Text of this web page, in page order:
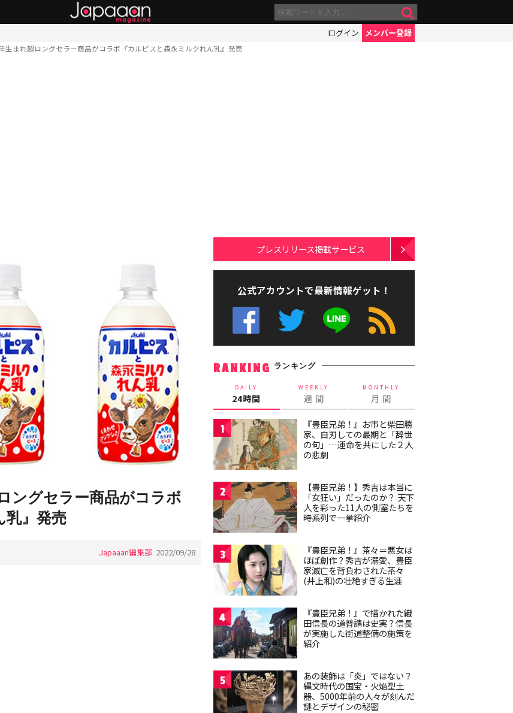
ログイン メンバー登録
生まれ超ロングセラー商品がコラボ『カルピスと森永ミルクれん乳』発売
ングセラー商品がコラボ
乳』発売
Japaaan編集部 2022/09/28
プレスリリース掲載サービス
公式アカウントで最新情報ゲット！
RANKING ランキング
DAILY
24時間
WEEKLY
週 間
MONTHLY
月 間
1
『豊臣兄弟！』お市と柴田勝
家、自刃しての最期と「辞世
の句」…運命を共にした２人
の悲劇
2
【豊臣兄弟！】秀吉は本当に
「女狂い」だったのか？ 天下
人を彩った11人の側室たちを
時系列で一挙紹介
3
『豊臣兄弟！』茶々＝悪女は
ほぼ創作？秀吉が溺愛、豊臣
家滅亡を背負わされた茶々
(井上和)の壮絶すぎる生涯
4
『豊臣兄弟！』で描かれた織
田信長の道普請は史実？信長
が実施した街道整備の施策を
紹介
5
あの装飾は「炎」ではない？
縄文時代の国宝・火焔型土
器、5000年前の人々が刻んだ
謎とデザインの秘密